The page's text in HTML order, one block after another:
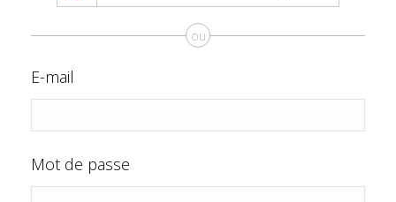
ou
E-mail
Mot de passe